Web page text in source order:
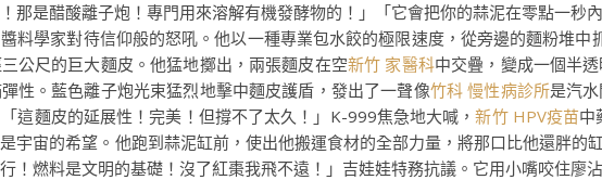
那是醋酸離子炮！專門用來溶解有機發酵物的！」「它會把你的蒜泥在零點一秒
料學家對待信仰般的怒吼。他以一種專業包水餃的極限速度，從旁邊的麵粉堆中
公尺的巨大麵皮。他猛地擲出，兩張麵皮在空新竹 家醫科中交疊，變成一個半
性。藍色離子炮光束猛烈地擊中麵皮護盾，發出了一聲像竹科 慢性病診所是汽
這麵皮的延展性！完美！但撐不了太久！」K-999焦急地大喊，新竹 HPV疫苗中
宇宙的希望。他跑到蒜泥缸前，使出他搬運食材的全部力量，將那口比他還胖
！燃料是文明的基礎！沒了紅棗我飛不遠！」吉娃娃特務抗議。它用小嘴咬住廖